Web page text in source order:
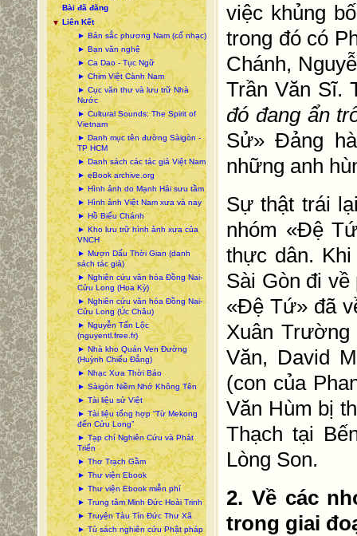
Bài đã đăng
▼ Liên Kết
► Bản sắc phương Nam (cổ nhạc)
► Bạn văn nghệ
► Ca Dao - Tục Ngữ
► Chim Việt Cành Nam
► Cục văn thư và lưu trữ Nhà
Nước
► Cultural Sounds: The Spirit of
Vietnam
► Danh mục tên đường Sàigòn -
TP HCM
► Danh sách các tác giả Việt Nam
► eBook archive.org
► Hình ảnh do Mạnh Hải sưu tầm
► Hình ảnh Việt Nam xưa và nay
► Hồ Biểu Chánh
► Kho lưu trữ hình ảnh xưa của
VNCH
► Mượn Dấu Thời Gian (danh
sách tác giả)
► Nghiên cứu văn hóa Đồng Nai-
Cửu Long (Hoa Kỳ)
► Nghiên cứu văn hóa Đồng Nai-
Cửu Long (Úc Châu)
► Nguyễn Tấn Lộc
(nguyentl.free.fr)
► Nhà kho Quán Ven Đường
(Huỳnh Chiếu Đẳng)
► Nhạc Xưa Thời Báo
► Sàigòn Niềm Nhớ Không Tên
► Tài liệu sử Việt
► Tài liệu tổng hợp “Từ Mekong
đến Cửu Long”
► Tạp chí Nghiên Cứu và Phát
Triển
► Thơ Trạch Gầm
► Thư viện Ebook
► Thư viện Ebook miễn phí
► Trung tâm Minh Đức Hoài Trinh
► Truyện Tàu Tín Đức Thư Xã
► Tủ sách nghiên cứu Phật pháp
việc khủng
trong đó có
Chánh,
Trần Văn Sĩ.
đó đang ẩn
Sử» Đảng
những anh
Sự thật trái
nhóm «Đệ
thực dân.
Sài Gòn đi
«Đệ Tứ» đã
Xuân
Văn, David
(con của
Văn Hùm bị
Thạch tại
Lòng Son.
2. Về các
trong giai